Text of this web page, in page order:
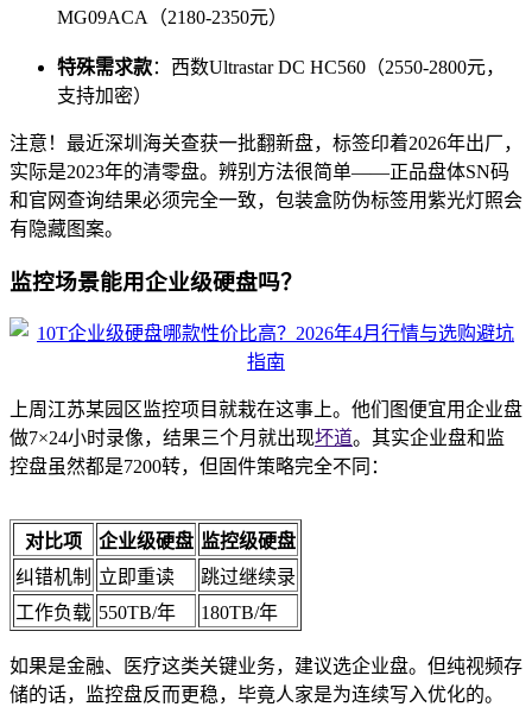
MG09ACA（2180-2350元）
特殊需求款：西数Ultrastar DC HC560（2550-2800元，
支持加密）
注意！最近深圳海关查获一批翻新盘，标签印着2026年出厂，
实际是2023年的清零盘。辨别方法很简单——正品盘体SN码
和官网查询结果必须完全一致，包装盒防伪标签用紫光灯照会
有隐藏图案。
监控场景能用企业级硬盘吗？
上周江苏某园区监控项目就栽在这事上。他们图便宜用企业盘
做7×24小时录像，结果三个月就出现坏道。其实企业盘和监
控盘虽然都是7200转，但固件策略完全不同：
对比项 企业级硬盘 监控级硬盘
纠错机制
立即重读
跳过继续录
工作负载 550TB/年 180TB/年
如果是金融、医疗这类关键业务，建议选企业盘。但纯视频存
储的话，监控盘反而更稳，毕竟人家是为连续写入优化的。